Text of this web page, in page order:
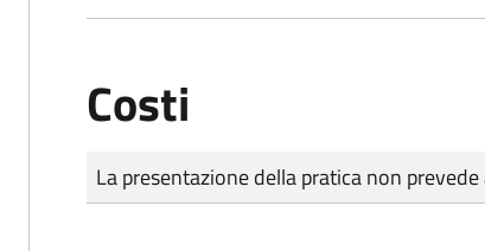
Costi
Tipo di pagamento
Importo
La presentazione della pratica non